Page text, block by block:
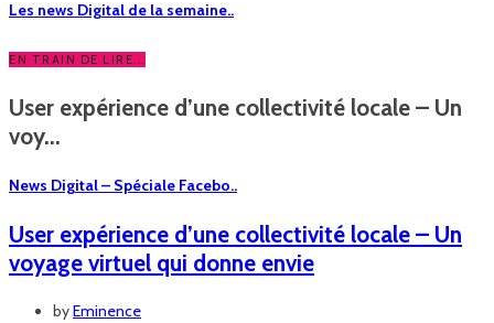
Les news Digital de la semaine..
EN TRAIN DE LIRE...
User expérience d’une collectivité locale – Un
voy...
News Digital – Spéciale Facebo..
User expérience d’une collectivité locale – Un
voyage virtuel qui donne envie
byEminence